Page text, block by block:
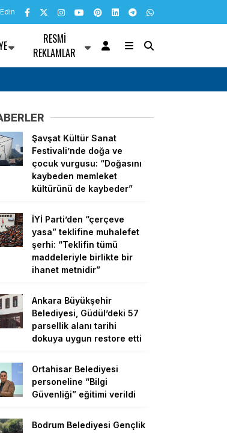
RESMI
REKLAMLAR
tarihi
Şavşat Kültür Sanat
Festivali’nde doğa ve
çocuk vurgusu: “Doğasını
kaybeden memleket
kültürünü de kaybeder”
İYİ Parti’den “çerçeve
yasa” teklifine muhalefet
şerhi: “Teklifin tümü
maddeleriyle birlikte bir
ihanet metnidir”
Ankara Büyükşehir
Belediyesi, Güdül’deki 57
parsellik alanı tarihi
dokuya uygun restore etti
Ortahisar Belediyesi
personeline “Bilgi
Güvenliği” eğitimi verildi
Bodrum Belediyesi Gençlik